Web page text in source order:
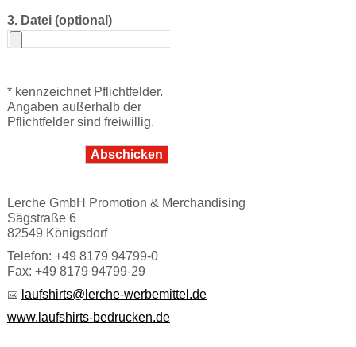
3. Datei (optional)
* kennzeichnet Pflichtfelder.
Angaben außerhalb der
Pflichtfelder sind freiwillig.
Abschicken
Lerche GmbH Promotion & Merchandising
Sägstraße 6
82549 Königsdorf
Telefon: +49 8179 94799-0
Fax: +49 8179 94799-29
laufshirts@lerche-werbemittel.de
www.laufshirts-bedrucken.de